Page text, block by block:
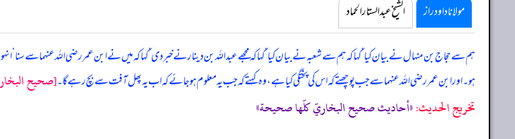
مولانا داود راز الشیخ عبدالستار الحماد
ہم سے حجاج بن منہال نے بیان کیا ‘ کہا کہ ہم سے شعبہ نے بیان کیا ‘ کہا کہ مجھے عبداللہ بن دینار نے خبر دی ‘ کہا کہ میں نے ابن عمر رضی اللہ عنہما سے سنا ‘
ہو۔ اور ابن عمر رضی اللہ عنہما سے جب پوچھتے کہ اس کی پختگی کیا ہے، وہ کہتے کہ جب یہ معلوم ہو جائے کہ اب یہ پھل آفت سے بچ رہے گا۔[صحيح
تخریج الحدیث:«أحاديث صحيح البخاريّ كلّها صحيحة»